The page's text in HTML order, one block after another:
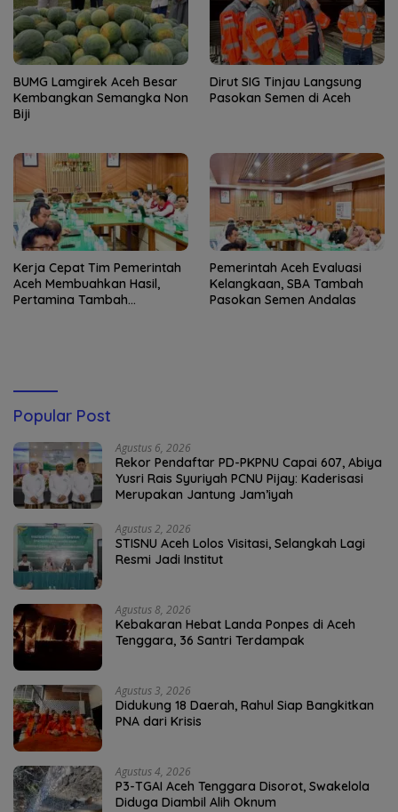
BUMG Lamgirek Aceh Besar
Kembangkan Semangka Non
Biji
Dirut SIG Tinjau Langsung
Pasokan Semen di Aceh
Kerja Cepat Tim Pemerintah
Aceh Membuahkan Hasil,
Pertamina Tambah
Pemerintah Aceh Evaluasi
Kelangkaan, SBA Tambah
Pasokan Semen Andalas
Popular Post
Agustus 6, 2026
Rekor Pendaftar PD-PKPNU Capai 607, Abiya
Yusri Rais Syuriyah PCNU Pijay: Kaderisasi
Merupakan Jantung Jam’iyah
Agustus 2, 2026
STISNU Aceh Lolos Visitasi, Selangkah Lagi
Resmi Jadi Institut
Agustus 8, 2026
Kebakaran Hebat Landa Ponpes di Aceh
Tenggara, 36 Santri Terdampak
Agustus 3, 2026
Didukung 18 Daerah, Rahul Siap Bangkitkan
PNA dari Krisis
Agustus 4, 2026
P3-TGAI Aceh Tenggara Disorot, Swakelola
Diduga Diambil Alih Oknum